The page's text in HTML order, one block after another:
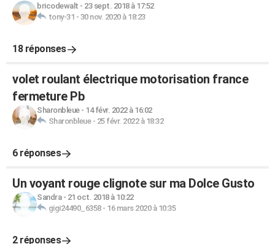
bricodewalt - 23 sept. 2018 à 17:52
tony-31 - 30 nov. 2020 à 18:23
18 réponses
volet roulant électrique motorisation france
fermeture Pb
Sharonbleue- 14 févr. 2022 à 16:02
Sharonbleue- 25 févr. 2022 à 18:32
6 réponses
Un voyant rouge clignote sur ma Dolce Gusto
Sandra- 21 oct. 2018 à 10:22
gigi24490_6358- 16 mars 2020 à 10:35
2 réponses